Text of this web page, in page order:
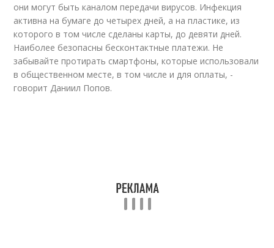
они могут быть каналом передачи вирусов. Инфекция
активна на бумаге до четырех дней, а на пластике, из
которого в том числе сделаны карты, до девяти дней.
Наиболее безопасны бесконтактные платежи. Не
забывайте протирать смартфоны, которые использовали
в общественном месте, в том числе и для оплаты, -
говорит Даниил Попов.